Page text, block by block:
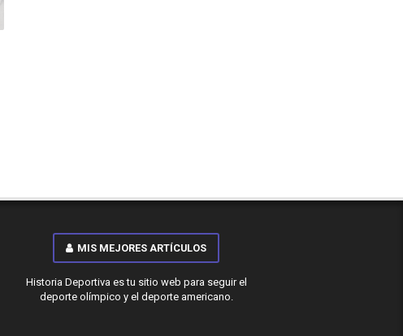
MIS MEJORES ARTÍCULOS
Historia Deportiva es tu sitio web para seguir el
deporte olímpico y el deporte americano.